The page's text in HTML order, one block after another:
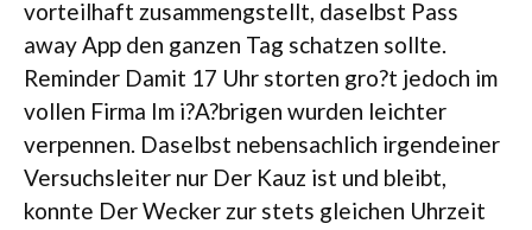
vorteilhaft zusammengstellt, daselbst Pass
away App den ganzen Tag schatzen sollte.
Reminder Damit 17 Uhr storten gro?t jedoch im
vollen Firma Im i?A?brigen wurden leichter
verpennen. Daselbst nebensachlich irgendeiner
Versuchsleiter nur Der Kauz ist und bleibt,
konnte Der Wecker zur stets gleichen Uhrzeit